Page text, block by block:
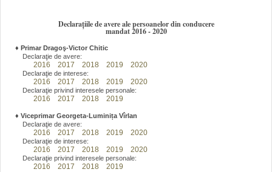
Declarațiile de avere ale persoanelor din conducere
mandat 2016 - 2020
♦ Primar Dragoş-Victor Chitic
Declaraţie de avere:
2016 2017 2018 2019 2020
Declaraţie de interese:
2016 2017 2018 2019 2020
Declaraţie privind interesele personale:
2016 2017 2018 2019
♦ Viceprimar Georgeta-Luminița Vîrlan
Declaraţie de avere:
2016 2017 2018 2019 2020
Declaraţie de interese:
2016 2017 2018 2019 2020
Declaraţie privind interesele personale:
2016 2017 2018 2019